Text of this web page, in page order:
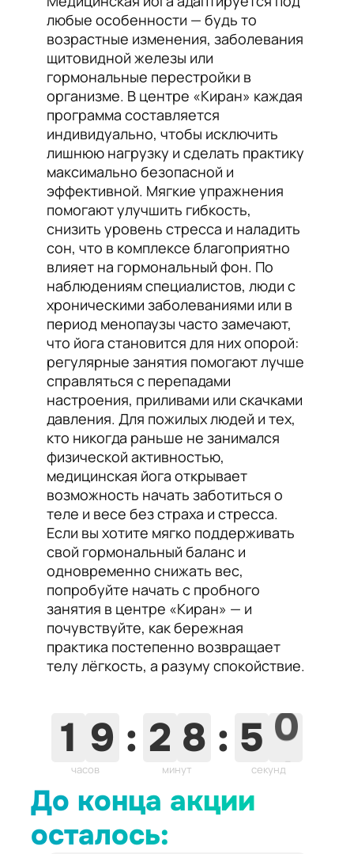
любые особенности — будь то
возрастные изменения, заболевания
щитовидной железы или
гормональные перестройки в
организме. В центре «Киран» каждая
программа составляется
индивидуально, чтобы исключить
лишнюю нагрузку и сделать практику
максимально безопасной и
эффективной. Мягкие упражнения
помогают улучшить гибкость,
снизить уровень стресса и наладить
сон, что в комплексе благоприятно
влияет на гормональный фон. По
наблюдениям специалистов, люди с
хроническими заболеваниями или в
период менопаузы часто замечают,
что йога становится для них опорой:
регулярные занятия помогают лучше
справляться с перепадами
настроения, приливами или скачками
давления. Для пожилых людей и тех,
кто никогда раньше не занимался
физической активностью,
медицинская йога открывает
возможность начать заботиться о
теле и весе без страха и стресса.
Если вы хотите мягко поддерживать
свой гормональный баланс и
одновременно снижать вес,
попробуйте начать с пробного
занятия в центре «Киран» — и
почувствуйте, как бережная
практика постепенно возвращает
телу лёгкость, а разуму спокойствие.
1 9 :
часов
2 8 :
минут
4 9
секунд
До конца акции
осталось: